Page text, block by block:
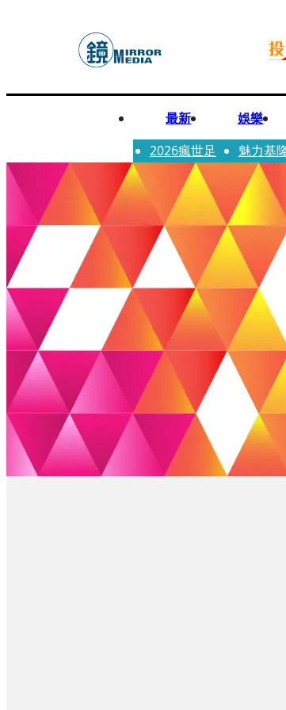
最新 娛樂
2026瘋世足
魅力基